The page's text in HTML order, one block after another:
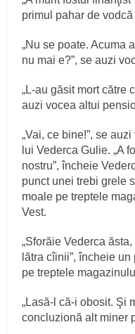
primul pahar de
„Nu se poate. Acuma
nu mai e?”, se auzi
„L-au găsit mort către
auzi vocea altui
„Vai, ce bine!”, se
lui Vederca Gulie. „A
nostru”, încheie
punct unei trebi grele
moale pe treptele
Vest.
„Sforăie Vederca
lătra cîinii”, încheie
pe treptele
„Lasă-l că-i obosit. Şi
concluzionă alt miner